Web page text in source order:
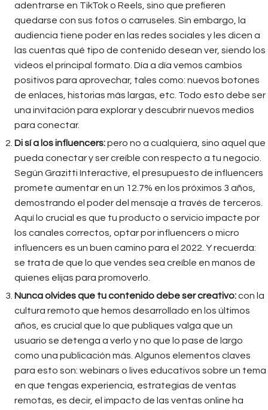
adentrarse en TikTok o Reels, sino que prefieren
quedarse con sus fotos o carruseles. Sin embargo, la
audiencia tiene poder en las redes sociales y les dicen a
las cuentas qué tipo de contenido desean ver, siendo los
videos el principal formato. Día a día vemos cambios
positivos para aprovechar, tales como: nuevos botones
de enlaces, historias más largas, etc. Todo esto debe ser
una invitación para explorar y descubrir nuevos medios
para conectar.
Di sí a los influencers:pero no a cualquiera, sino aquel que
pueda conectar y ser creíble con respecto a tu negocio.
Según Grazitti Interactive, el presupuesto de influencers
promete aumentar en un 12.7% en los próximos 3 años,
demostrando el poder del mensaje a través de terceros.
Aquí lo crucial es que tu producto o servicio impacte por
los canales correctos, optar por influencers o micro
influencers es un buen camino para el 2022. Y recuerda:
se trata de que lo que vendes sea creíble en manos de
quienes elijas para promoverlo.
Nunca olvides que tu contenido debe ser creativo:con la
cultura remoto que hemos desarrollado en los últimos
años, es crucial que lo que publiques valga que un
usuario se detenga a verlo y no que lo pase de largo
como una publicación más. Algunos elementos claves
para esto son: webinars o lives educativos sobre un tema
en que tengas experiencia, estrategias de ventas
remotas, es decir, el impacto de las ventas online ha